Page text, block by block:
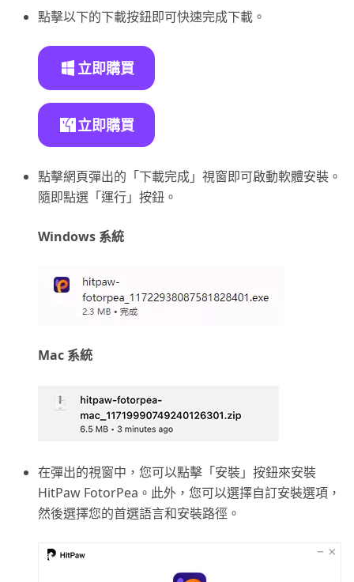
點擊以下的下載按鈕即可快速完成下載。
立即購買
立即購買
點擊網頁彈出的「下載完成」視窗即可啟動軟體安裝。
隨即點選「運行」按鈕。
Windows 系統
Mac 系統
在彈出的視窗中，您可以點擊「安裝」按鈕來安裝
HitPaw FotorPea。此外，您可以選擇自訂安裝選項，
然後選擇您的首選語言和安裝路徑。